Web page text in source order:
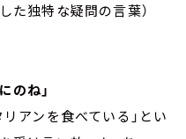
た独特な疑問の言葉）
のね」
アンを食べている」とい